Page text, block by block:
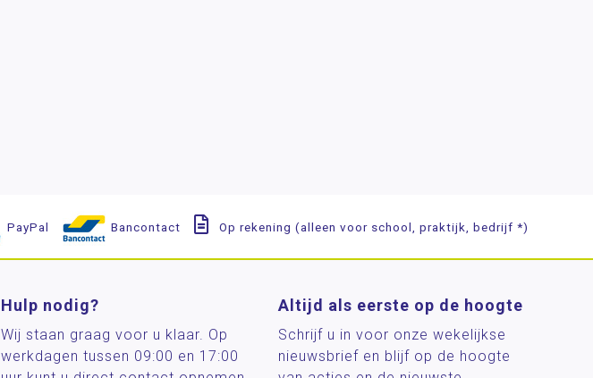
PayPal Bancontact Op rekening (alleen voor school, praktijk, bedrijf *)
Hulp nodig?
Wij staan graag voor u klaar. Op
werkdagen tussen 09:00 en 17:00
Altijd als eerste op de hoogte
Schrijf u in voor onze wekelijkse
nieuwsbrief en blijf op de hoogte